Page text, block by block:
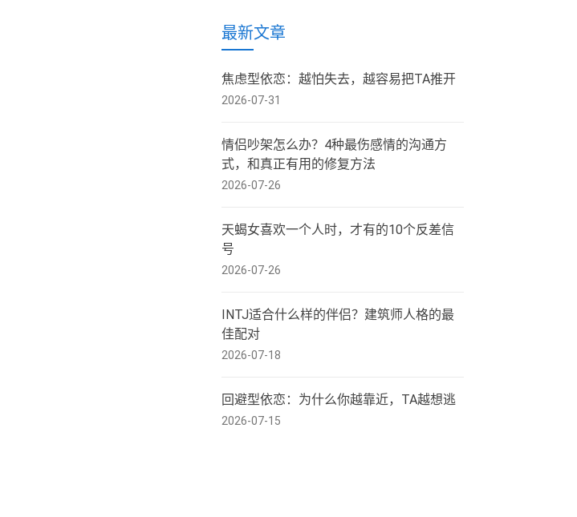
最新文章
焦虑型依恋：越怕失去，越容易把TA推开
2026-07-31
情侣吵架怎么办？4种最伤感情的沟通方
式，和真正有用的修复方法
2026-07-26
天蝎女喜欢一个人时，才有的10个反差信
号
2026-07-26
INTJ适合什么样的伴侣？建筑师人格的最
佳配对
2026-07-18
回避型依恋：为什么你越靠近，TA越想逃
2026-07-15